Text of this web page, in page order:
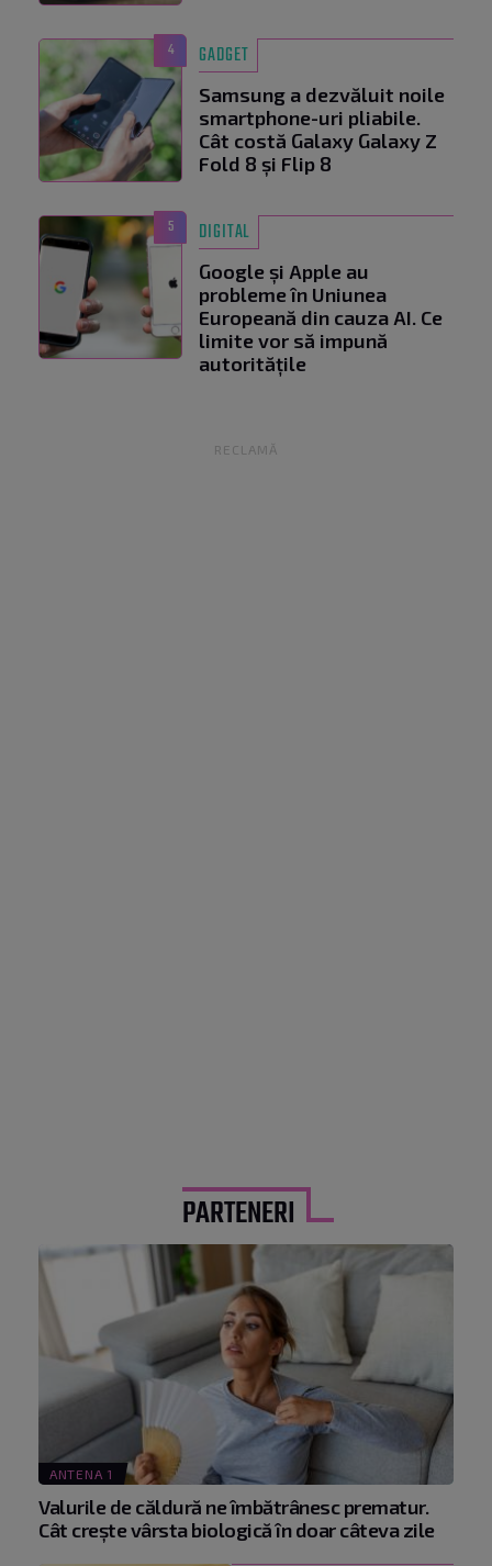
4 GADGET
Samsung a dezvăluit noile
smartphone-uri pliabile.
Cât costă Galaxy Galaxy Z
Fold 8 și Flip 8
5 DIGITAL
Google și Apple au
probleme în Uniunea
Europeană din cauza AI. Ce
limite vor să impună
autoritățile
RECLAMĂ
PARTENERI
ANTENA 1
Valurile de căldură ne îmbătrânesc prematur.
Cât crește vârsta biologică în doar câteva zile